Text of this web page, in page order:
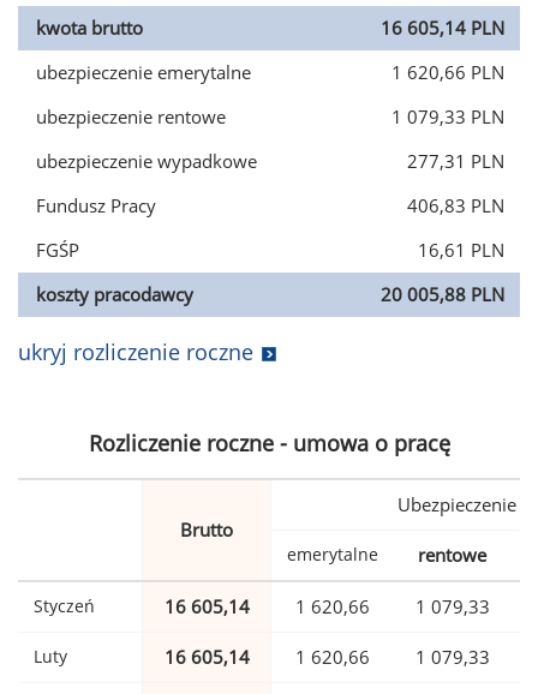
kwota brutto
16 605,14 PLN
ubezpieczenie emerytalne
1 620,66 PLN
ubezpieczenie rentowe
1 079,33 PLN
ubezpieczenie wypadkowe
277,31 PLN
Fundusz Pracy
406,83 PLN
FGŚP
16,61 PLN
koszty pracodawcy
20 005,88 PLN
ukryj rozliczenie roczne
Rozliczenie roczne - umowa o pracę
Brutto
Ubezpieczenie
emerytalne rentowe
Styczeń 16 605,14 1 620,66 1 079,33
Luty 16 605,14 1 620,66 1 079,33